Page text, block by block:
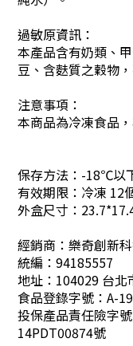
過敏原資訊：
本產品含有奶類、
豆、含麩質之穀物
注意事項：
本商品為冷凍食品
保存方法：-18℃以
有效期限：冷凍 12
外盒尺寸：
經銷商：樂奇創新
統編：94185557
地址：104029 台
食品登錄字號：A-
投保產品責任險字
14PDT00874號